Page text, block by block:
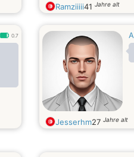
Ramziiiii41 Jahre alt
0.7
Jesserhm27 Jahre alt